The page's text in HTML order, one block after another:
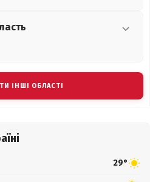
ІНШІ ОБЛАСТІ
29°